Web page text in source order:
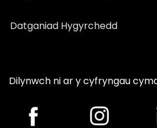
Datganiad Hygyrchedd
Dilynwch ni ar y cyfryngau